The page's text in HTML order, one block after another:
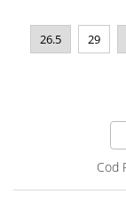
26.5 29
Cod